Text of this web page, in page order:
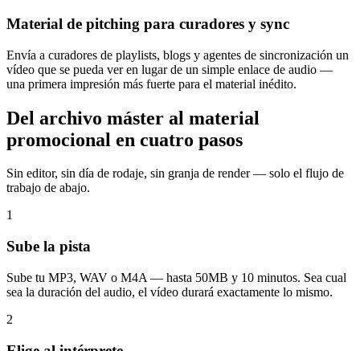
Material de pitching para curadores y sync
Envía a curadores de playlists, blogs y agentes de sincronización un
vídeo que se pueda ver en lugar de un simple enlace de audio —
una primera impresión más fuerte para el material inédito.
Del archivo máster al material
promocional en cuatro pasos
Sin editor, sin día de rodaje, sin granja de render — solo el flujo de
trabajo de abajo.
1
Sube la pista
Sube tu MP3, WAV o M4A — hasta 50MB y 10 minutos. Sea cual
sea la duración del audio, el vídeo durará exactamente lo mismo.
2